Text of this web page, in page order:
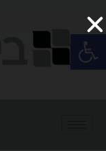
פתח סרגל נגישות